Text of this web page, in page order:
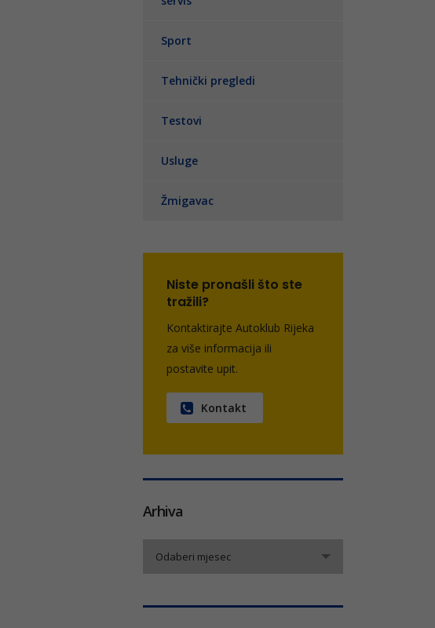
Sport
Tehnički pregledi
Testovi
Usluge
Žmigavac
Niste pronašli što ste
tražili?
Kontaktirajte Autoklub Rijeka
za više informacija ili
postavite upit.
Kontakt
Arhiva
Odaberi mjesec